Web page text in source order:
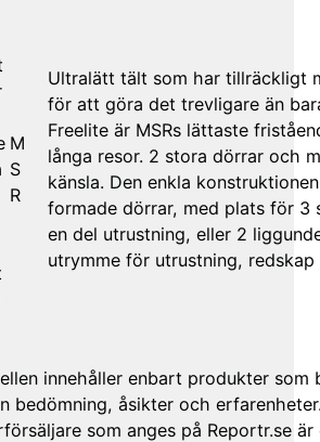
M
S
R
Ultralätt tält som har tillräckligt
för att göra det trevligare än
Freelite är MSRs lättaste
långa resor. 2 stora dörrar och
känsla. Den enkla
formade dörrar, med plats för 3
en del utrustning, eller 2
utrymme för utrustning,
innehåller enbart produkter som
bedömning, åsikter och
som anges på Reportr.se